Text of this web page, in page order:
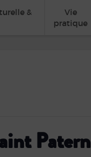
&
Vie
pratique
Patern